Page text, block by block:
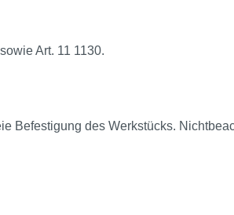
Art. 11 1130.
Befestigung des Werkstücks.